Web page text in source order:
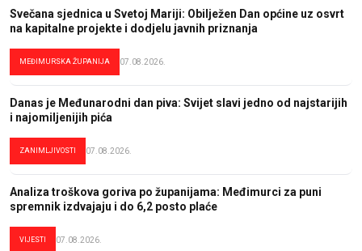
Svečana sjednica u Svetoj Mariji: Obilježen Dan općine uz osvrt
na kapitalne projekte i dodjelu javnih priznanja
MEĐIMURSKA ŽUPANIJA 07.08.2026.
Danas je Međunarodni dan piva: Svijet slavi jedno od najstarijih
i najomiljenijih pića
ZANIMLJIVOSTI 07.08.2026.
Analiza troškova goriva po županijama: Međimurci za puni
spremnik izdvajaju i do 6,2 posto plaće
VIJESTI 07.08.2026.